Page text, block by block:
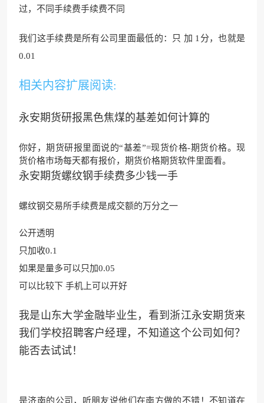
过，不同手续费手续费不同
我们这手续费是所有公司里面最低的：只 加 1分，也就是
0.01
相关内容扩展阅读:
永安期货研报黑色焦煤的基差如何计算的
你好，期货研报里面说的“基差”=现货价格-期货价格。现
货价格市场每天都有报价，期货价格期货软件里面看。
永安期货螺纹钢手续费多少钱一手
螺纹钢交易所手续费是成交额的万分之一
公开透明
只加收0.1
如果是量多可以只加0.05
可以比较下 手机上可以开好
我是山东大学金融毕业生，看到浙江永安期货来
我们学校招聘客户经理，不知道这个公司如何？
能否去试试！
是济南的公司，听朋友说他们在南方做的不错！不知道在